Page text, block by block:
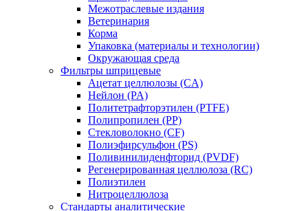
Межотраслевые издания
Ветеринария
Корма
Упаковка (материалы и технологии)
Окружающая среда
Фильтры шприцевые
Ацетат целлюлозы (CA)
Нейлон (PA)
Политетрафторэтилен (PTFE)
Полипропилен (PP)
Стекловолокно (CF)
Полиэфирсульфон (PS)
Поливинилиденфторид (PVDF)
Регенерированная целлюлоза (RC)
Полиэтилен
Нитроцеллюлоза
Стандарты аналитические